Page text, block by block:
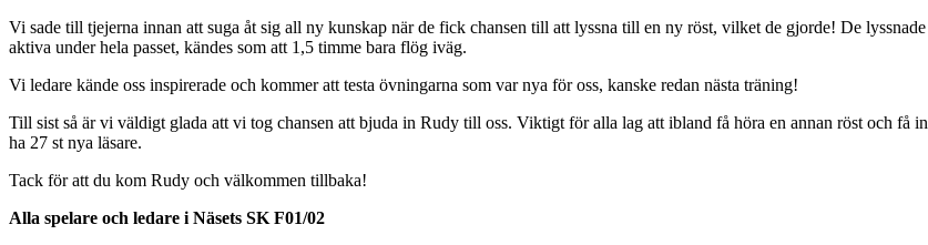
Vi sade till tjejerna innan att suga åt sig all ny kunskap när de fick chansen till att lyssna till en ny röst, vilket de gjorde! De
aktiva under hela passet, kändes som att 1,5 timme bara flög iväg.
Vi ledare kände oss inspirerade och kommer att testa övningarna som var nya för oss, kanske redan nästa träning!
Till sist så är vi väldigt glada att vi tog chansen att bjuda in Rudy till oss. Viktigt för alla lag att ibland få höra en annan röst och få
ha 27 st nya läsare.
Tack för att du kom Rudy och välkommen tillbaka!
Alla spelare och ledare i Näsets SK F01/02